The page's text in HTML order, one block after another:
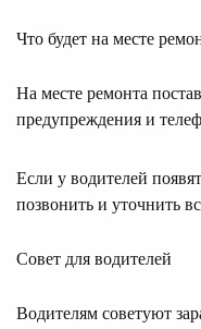
Что будет на месте
На месте ремонта
предупреждения и
Если у водителей
позвонить и уточнить
Совет для водителей
Водителям советуют